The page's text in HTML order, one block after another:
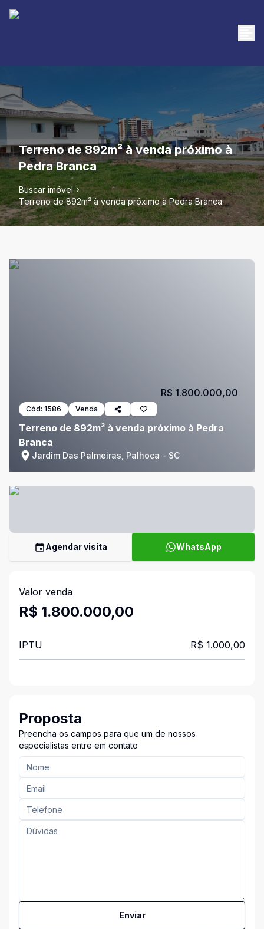
Terreno de 892m² à venda próximo à
Pedra Branca
Buscar imóvel
Terreno de 892m² à venda próximo à Pedra Branca
Cód: 1586 Venda
Terreno de 892m² à venda próximo à Pedra
Branca
Jardim Das Palmeiras, Palhoça - SC
R$ 1.800.000,00
Agendar visita WhatsApp
Valor venda
R$ 1.800.000,00
IPTU R$ 1.000,00
Proposta
Preencha os campos para que um de nossos
especialistas entre em contato
Enviar